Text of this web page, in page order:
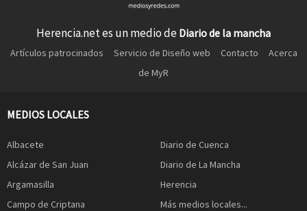
Herencia.net es un medio de Diario de la mancha
Artículos patrocinados Servicio de Diseño web Contacto
Acerca
de MyR
MEDIOS LOCALES
Albacete
Alcázar de San Juan
Argamasilla
Campo de Criptana
Diario de Cuenca
Diario de La Mancha
Herencia
Más medios locales...